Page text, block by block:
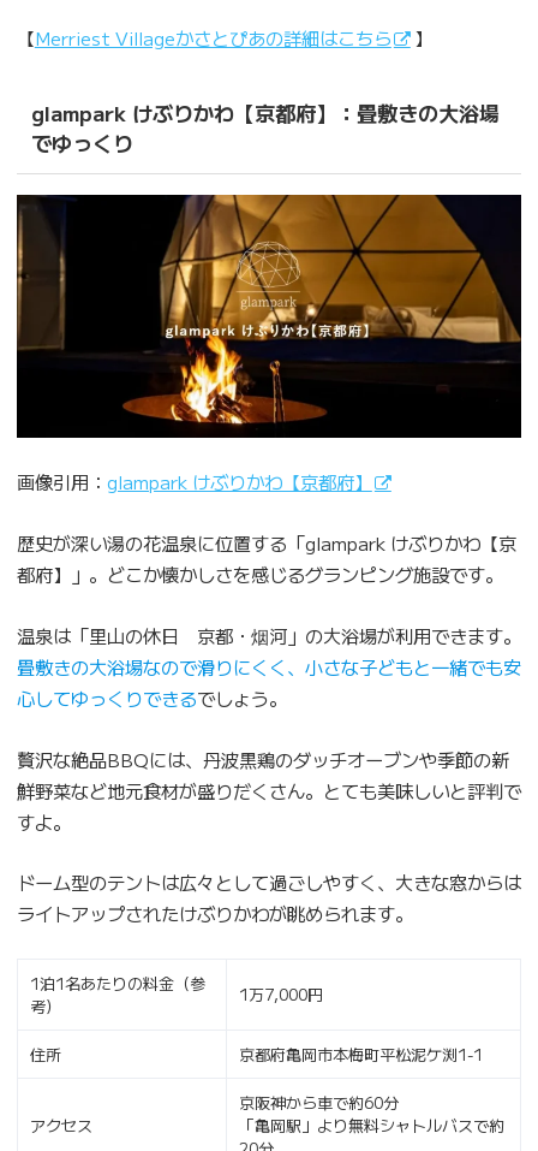
【Merriest Villageかさとぴあの詳細はこちら 】
glampark けぶりかわ【京都府】：畳敷きの大浴場
でゆっくり
画像引用： glampark けぶりかわ【京都府】
歴史が深い湯の花温泉に位置する「glampark けぶりかわ【京
都府】」。どこか懐かしさを感じるグランピング施設です。
温泉は「里山の休日 京都・烟河」の大浴場が利用できます。
畳敷きの大浴場なので滑りにくく、小さな子どもと一緒でも安
心してゆっくりできるでしょう。
贅沢な絶品BBQには、丹波黒鶏のダッチオーブンや季節の新
鮮野菜など地元食材が盛りだくさん。とても美味しいと評判で
すよ。
ドーム型のテントは広々として過ごしやすく、大きな窓からは
ライトアップされたけぶりかわが眺められます。
1泊1名あたりの料金（参
考）
1万7,000円
住所 京都府亀岡市本梅町平松泥ケ渕1-1
アクセス
京阪神から車で約60分
「亀岡駅」より無料シャトルバスで約